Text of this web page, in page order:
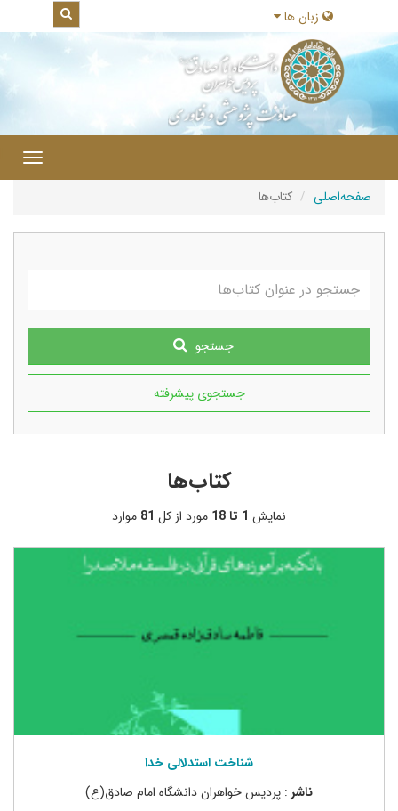
زبان ها
صفحه‌اصلی کتاب‌ها
جستجو
جستجوی پیشرفته
کتاب‌ها
نمایش 1 تا 18 مورد از کل 81 موارد
شناخت استدلالی خدا
ناشر : پردیس خواهران دانشگاه امام صادق(ع)